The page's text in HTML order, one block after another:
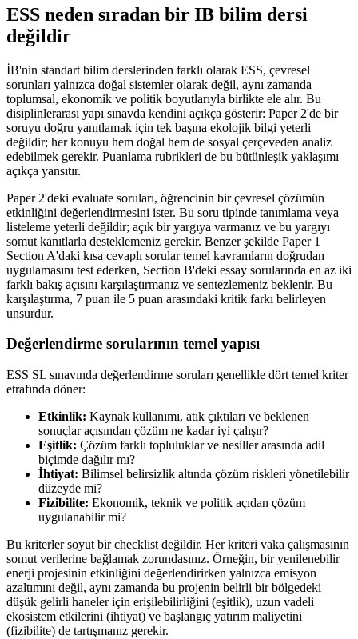
ESS neden sıradan bir IB bilim dersi
değildir
İB'nin standart bilim derslerinden farklı olarak ESS, çevresel
sorunları yalnızca doğal sistemler olarak değil, aynı zamanda
toplumsal, ekonomik ve politik boyutlarıyla birlikte ele alır. Bu
disiplinlerarası yapı sınavda kendini açıkça gösterir: Paper 2'de bir
soruyu doğru yanıtlamak için tek başına ekolojik bilgi yeterli
değildir; her konuyu hem doğal hem de sosyal çerçeveden analiz
edebilmek gerekir. Puanlama rubrikleri de bu bütünleşik yaklaşımı
açıkça yansıtır.
Paper 2'deki evaluate soruları, öğrencinin bir çevresel çözümün
etkinliğini değerlendirmesini ister. Bu soru tipinde tanımlama veya
listeleme yeterli değildir; açık bir yargıya varmanız ve bu yargıyı
somut kanıtlarla desteklemeniz gerekir. Benzer şekilde Paper 1
Section A'daki kısa cevaplı sorular temel kavramların doğrudan
uygulamasını test ederken, Section B'deki essay sorularında en az iki
farklı bakış açısını karşılaştırmanız ve sentezlemeniz beklenir. Bu
karşılaştırma, 7 puan ile 5 puan arasındaki kritik farkı belirleyen
unsurdur.
Değerlendirme sorularının temel yapısı
ESS SL sınavında değerlendirme soruları genellikle dört temel kriter
etrafında döner:
Etkinlik: Kaynak kullanımı, atık çıktıları ve beklenen
sonuçlar açısından çözüm ne kadar iyi çalışır?
Eşitlik: Çözüm farklı topluluklar ve nesiller arasında adil
biçimde dağılır mı?
İhtiyat: Bilimsel belirsizlik altında çözüm riskleri yönetilebilir
düzeyde mi?
Fizibilite: Ekonomik, teknik ve politik açıdan çözüm
uygulanabilir mi?
Bu kriterler soyut bir checklist değildir. Her kriteri vaka çalışmasının
somut verilerine bağlamak zorundasınız. Örneğin, bir yenilenebilir
enerji projesinin etkinliğini değerlendirirken yalnızca emisyon
azaltımını değil, aynı zamanda bu projenin belirli bir bölgedeki
düşük gelirli haneler için erişilebilirliğini (eşitlik), uzun vadeli
ekosistem etkilerini (ihtiyat) ve başlangıç yatırım maliyetini
(fizibilite) de tartışmanız gerekir.